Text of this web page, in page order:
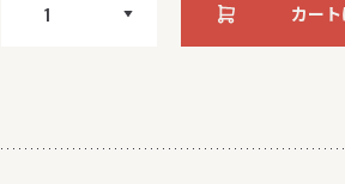
カー